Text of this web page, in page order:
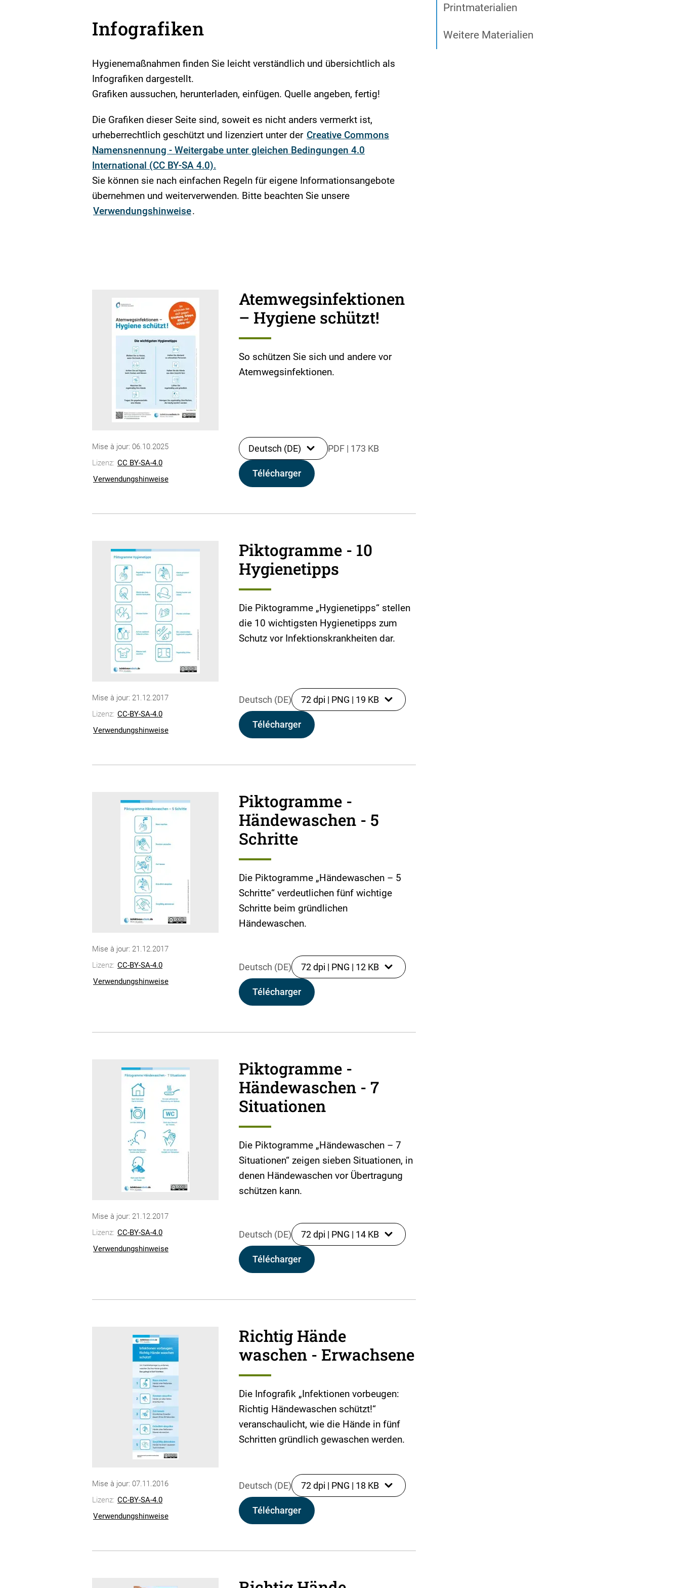
Infografiken
Hygienemaßnahmen finden Sie leicht verständlich und übersichtlich als
Infografiken dargestellt.
Grafiken aussuchen, herunterladen, einfügen. Quelle angeben, fertig!
Die Grafiken dieser Seite sind, soweit es nicht anders vermerkt ist,
urheberrechtlich geschützt und lizenziert unter der Creative Commons
Namensnennung - Weitergabe unter gleichen Bedingungen 4.0
International (CC BY-SA 4.0).
Sie können sie nach einfachen Regeln für eigene Informationsangebote
übernehmen und weiterverwenden. Bitte beachten Sie unsere
Verwendungshinweise.
Mise à jour: 06.10.2025
Lizenz: CC BY-SA-4.0
Verwendungshinweise
Atemwegsinfektionen
– Hygiene schützt!
So schützen Sie sich und andere vor
Atemwegsinfektionen.
Deutsch (DE) PDF | 173 KB
Télécharger
Mise à jour: 21.12.2017
Lizenz: CC-BY-SA-4.0
Verwendungshinweise
Piktogramme - 10
Hygienetipps
Die Piktogramme „Hygienetipps“ stellen
die 10 wichtigsten Hygienetipps zum
Schutz vor Infektionskrankheiten dar.
Deutsch (DE) 72 dpi | PNG | 19 KB
Télécharger
Mise à jour: 21.12.2017
Lizenz: CC-BY-SA-4.0
Verwendungshinweise
Piktogramme -
Händewaschen - 5
Schritte
Die Piktogramme „Händewaschen – 5
Schritte“ verdeutlichen fünf wichtige
Schritte beim gründlichen
Händewaschen.
Deutsch (DE) 72 dpi | PNG | 12 KB
Télécharger
Mise à jour: 21.12.2017
Lizenz: CC-BY-SA-4.0
Verwendungshinweise
Piktogramme -
Händewaschen - 7
Situationen
Die Piktogramme „Händewaschen – 7
Situationen“ zeigen sieben Situationen, in
denen Händewaschen vor Übertragung
schützen kann.
Deutsch (DE) 72 dpi | PNG | 14 KB
Télécharger
Mise à jour: 07.11.2016
Lizenz: CC-BY-SA-4.0
Verwendungshinweise
Richtig Hände
waschen - Erwachsene
Die Infografik „Infektionen vorbeugen:
Richtig Händewaschen schützt!“
veranschaulicht, wie die Hände in fünf
Schritten gründlich gewaschen werden.
Deutsch (DE) 72 dpi | PNG | 18 KB
Télécharger
Printmaterialien
Weitere Materialien